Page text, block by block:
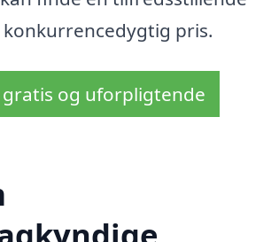
pris.
gratis og uforpligtende